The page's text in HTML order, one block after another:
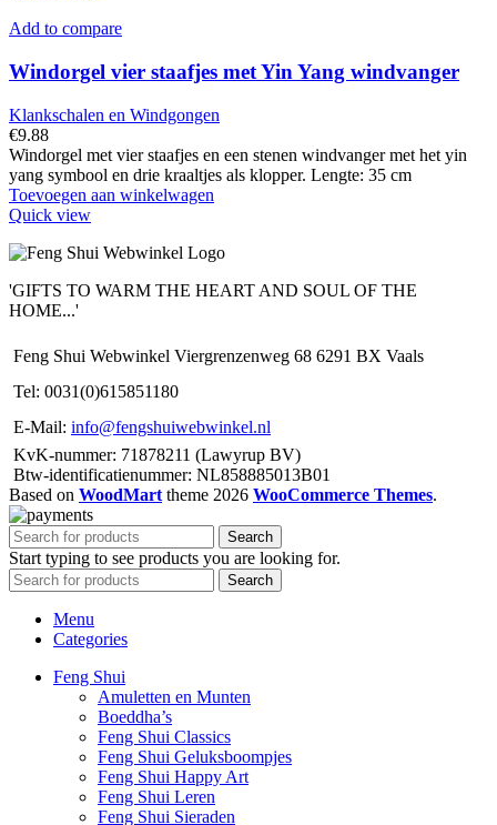
Add to compare
Windorgel vier staafjes met Yin Yang windvanger
Klankschalen en Windgongen
€9.88
Windorgel met vier staafjes en een stenen windvanger met het yin
yang symbool en drie kraaltjes als klopper. Lengte: 35 cm
Toevoegen aan winkelwagen
Quick view
'GIFTS TO WARM THE HEART AND SOUL OF THE
HOME...'
Feng Shui Webwinkel Viergrenzenweg 68 6291 BX Vaals
Tel: 0031(0)615851180
E-Mail: info@fengshuiwebwinkel.nl
KvK-nummer: 71878211 (Lawyrup BV)
Btw-identificatienummer: NL858885013B01
Based on WoodMart theme 2026 WooCommerce Themes.
Search
Start typing to see products you are looking for.
Search
Menu
Categories
Feng Shui
Amuletten en Munten
Boeddha’s
Feng Shui Classics
Feng Shui Geluksboompjes
Feng Shui Happy Art
Feng Shui Leren
Feng Shui Sieraden